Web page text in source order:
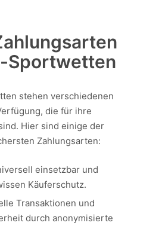
Sportwetten
stehen verschiedenen
die für ihre
Hier sind einige der
Zahlungsarten:
einsetzbar und
Käuferschutz.
Transaktionen und
durch anonymisierte